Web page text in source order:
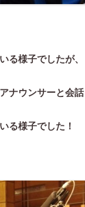
る様子でしたが、
アナウンサーと会話
る様子でした！